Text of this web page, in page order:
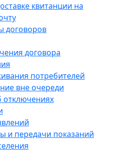
квитанции на
договоров
договора
потребителей
вне очереди
и передачи показаний